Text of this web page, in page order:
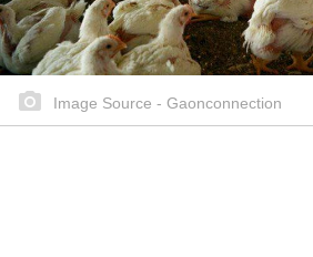
Image Source - Gaonconnection